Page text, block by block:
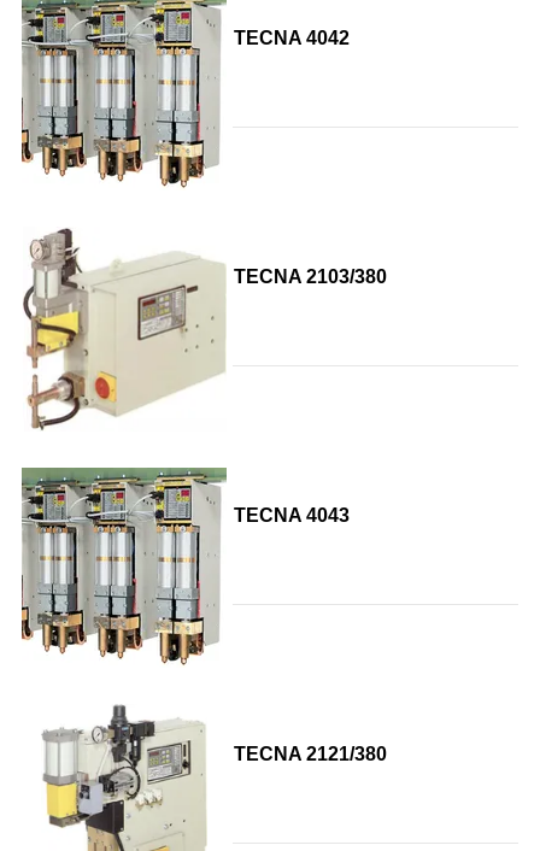
TECNA 4042
TECNA 2103/380
TECNA 4043
TECNA 2121/380